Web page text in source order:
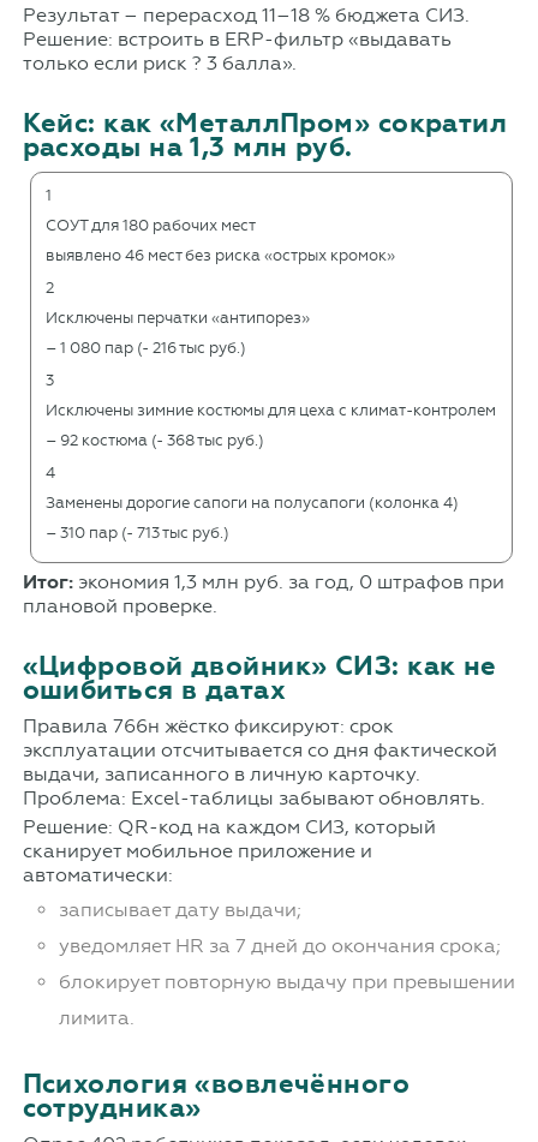
Результат – перерасход 11–18 % бюджета СИЗ.
Решение: встроить в ERP-фильтр «выдавать
только если риск ? 3 балла».
Кейс: как «МеталлПром» сократил
расходы на 1,3 млн руб.
1
СОУТ для 180 рабочих мест
выявлено 46 мест без риска «острых кромок»
2
Исключены перчатки «антипорез»
– 1 080 пар (- 216 тыс руб.)
3
Исключены зимние костюмы для цеха с климат-контролем
– 92 костюма (- 368 тыс руб.)
4
Заменены дорогие сапоги на полусапоги (колонка 4)
– 310 пар (- 713 тыс руб.)
Итог:экономия 1,3 млн руб. за год, 0 штрафов при
плановой проверке.
«Цифровой двойник» СИЗ: как не
ошибиться в датах
Правила 766н жёстко фиксируют: срок
эксплуатации отсчитывается со дня фактической
выдачи, записанного в личную карточку.
Проблема: Excel-таблицы забывают обновлять.
Решение: QR-код на каждом СИЗ, который
сканирует мобильное приложение и
автоматически:
записывает дату выдачи;
уведомляет HR за 7 дней до окончания срока;
блокирует повторную выдачу при превышении
лимита.
Психология «вовлечённого
сотрудника»